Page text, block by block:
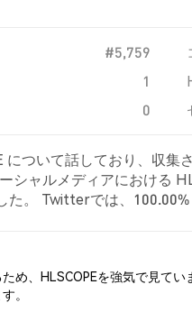
#5,759
1
0
について話しており、収
シャルメディアにおける
た。 Twitterでは、
め、HLSCOPEを強気で見てい
。